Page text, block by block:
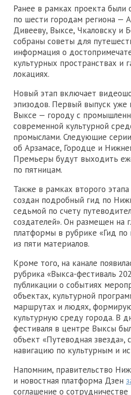
Ранее в рамках проекта были
по шести городам региона —
Дивееву, Выксе, Чкаловску и
собраны советы для
информация о
культурных пространствах и
локациях.
Новый этап включает
эпизодов. Первый выпуск
Выксе — городу с
современной культурной
промыслами. Следующие
об Арзамасе, Городце и
Премьеры будут выходить
по пятницам.
Также в рамках второго
создан подробный гид по
седьмой по счету
создателей». Он размещен на
платформы в рубрике «Гид по
из пяти материалов.
Кроме того, на канале
рубрика «Выкса-фестиваль
публикации о событиях
объектах, культурной
маршрутах и людях,
культурную среду города. В
фестиваля в центре Выксы
объект «Путеводная звезда»,
навигацию по культурным и
Напомним, правительство
и новостная платформа Дзен
соглашение о